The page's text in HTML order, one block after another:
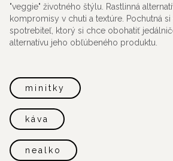
"veggie" životného štýlu. Rastlinná
kompromisy v chuti a textúre. Pochutná si
spotrebiteľ, ktorý si chce obohatiť
alternatívu jeho obľúbeného produktu.
minitky
káva
nealko